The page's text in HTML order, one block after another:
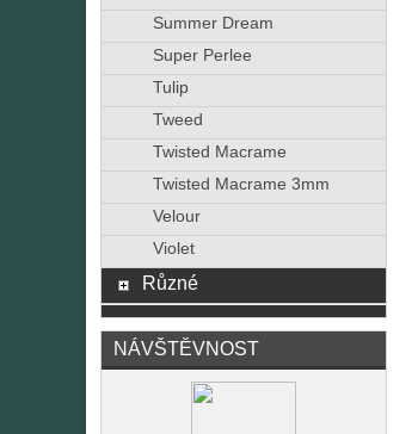
Summer Dream
Super Perlee
Tulip
Tweed
Twisted Macrame
Twisted Macrame 3mm
Velour
Violet
Různé
NÁVŠTĚVNOST